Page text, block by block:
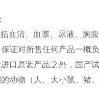
血清、血浆、尿液、胸
证对所售任何产品一概
口原装产品之外，国产
动物（人、大小鼠、猪